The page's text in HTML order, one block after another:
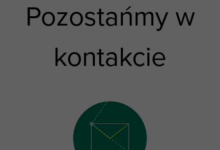
Pozostańmy w
kontakcie